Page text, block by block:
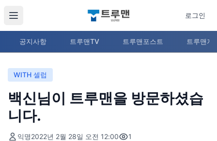
로그인
공지사항 트루맨TV 트루맨포스트 트루맨지
WITH 셀럽
백신님이 트루맨을 방문하셨습
니다.
익명2022년 2월 28일 오전 12:00 1